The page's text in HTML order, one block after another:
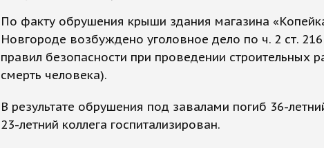
По факту обрушения крыши здания магазина
Новгороде возбуждено уголовное дело по ч. 2 ст.
правил безопасности при проведении строительных
смерть человека).
В результате обрушения под завалами погиб 36-
23-летний коллега госпитализирован.